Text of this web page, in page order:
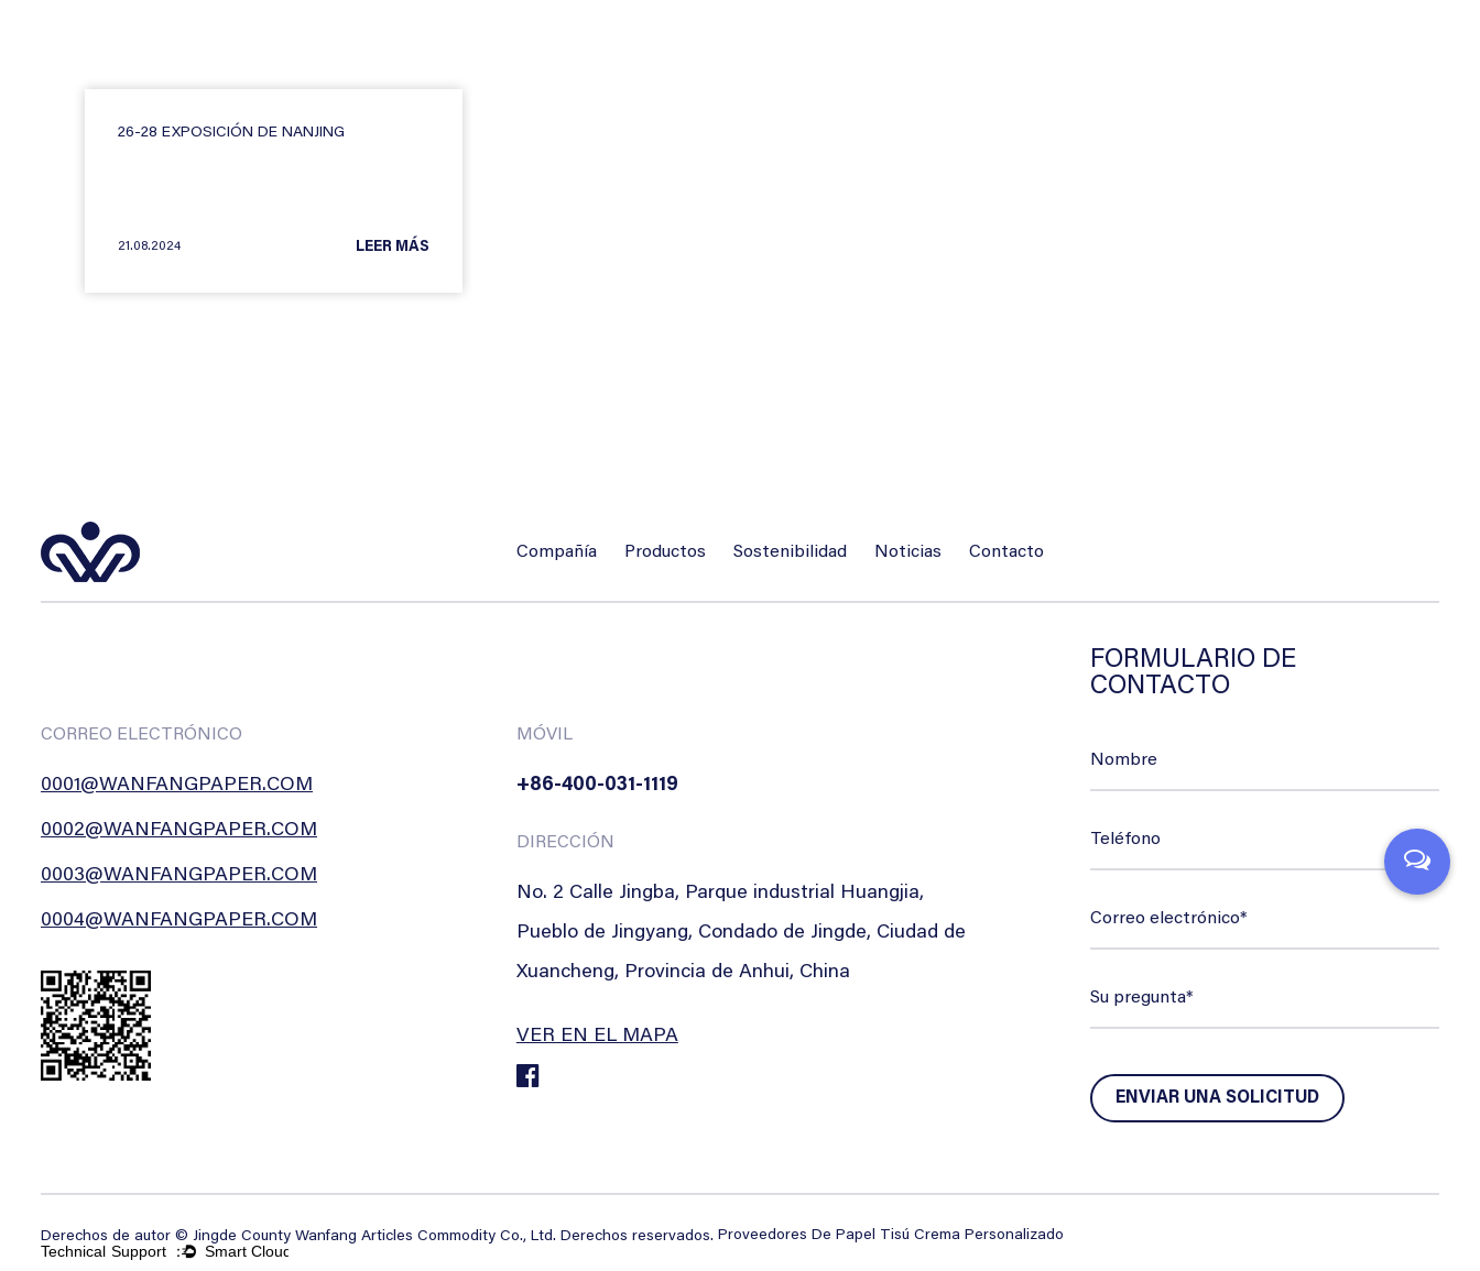
26-28 EXPOSICIÓN DE NANJING
21.08.2024 LEER MÁS
Compañía Productos Sostenibilidad Noticias Contacto
FORMULARIO DE
CONTACTO
MÓVIL
+86-400-031-1119
DIRECCIÓN
No. 2 Calle Jingba, Parque industrial Huangjia,
Pueblo de Jingyang, Condado de Jingde, Ciudad de
Xuancheng, Provincia de Anhui, China
VER EN EL MAPA
CORREO ELECTRÓNICO
0001@WANFANGPAPER.COM
0002@WANFANGPAPER.COM
0003@WANFANGPAPER.COM
0004@WANFANGPAPER.COM
Derechos de autor © Jingde County Wanfang Articles Commodity Co., Ltd. Derechos reservados. Proveedores De Papel Tisú Crema Personalizado